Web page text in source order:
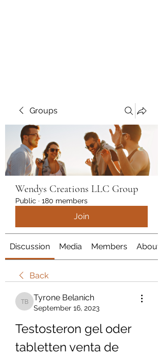
Groups
Wendys Creations LLC Group
Public · 180 members
Join
Discussion Media Members About
Back
Tyrone Belanich
Tyrone Belanich
September 16, 2023
Testosteron gel oder
tabletten venta de